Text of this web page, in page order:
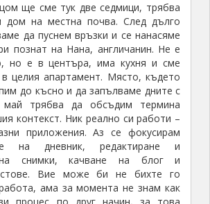
ще сме тук две седмици, трябва
дом на местна почва. След дълго
да пуснем връзки и се нанасяме
познат на Нана, англичанин. Не е
но е в центъра, има кухня и сме
целия апартамент. Място, където
до късно и да запълваме дните с
трябва да обсъдим термина
контекст. Ник реално си работи –
приложения. Аз се фокусирам
на дневник, редактиране и
снимки, качване на блог и
Вие може би не бихте го
ама за момента не знам как